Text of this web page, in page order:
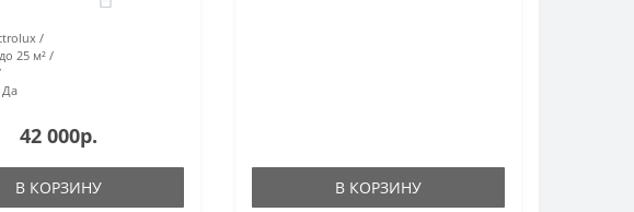
до 25 м²
Да
42 000р.
В КОРЗИНУ В КОРЗИНУ